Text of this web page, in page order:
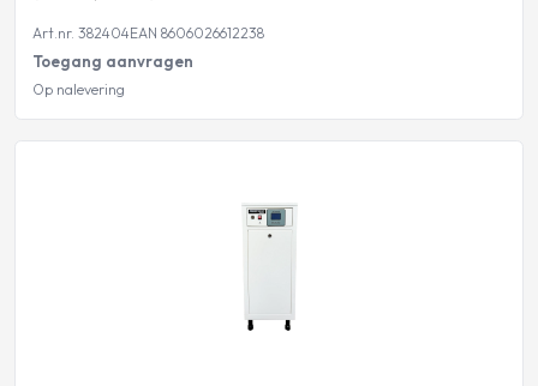
Art.nr. 382404EAN 8606026612238
Toegang aanvragen
Op nalevering